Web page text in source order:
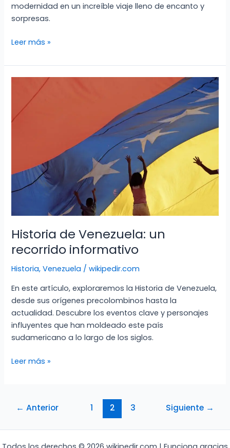
modernidad en un increíble viaje lleno de encanto y
sorpresas.
Persia:
viaje
a
tiempo
Leer más »
Historia de Venezuela: un
recorrido informativo
Historia,Venezuela /wikipedir.com
En este artículo, exploraremos la Historia de Venezuela,
desde sus orígenes precolombinos hasta la
actualidad. Descubre los eventos clave y personajes
influyentes que han moldeado este país
sudamericano a lo largo de los siglos.
Historia
recorrido
Leer más »
← Anterior 1 2 3 Siguiente →